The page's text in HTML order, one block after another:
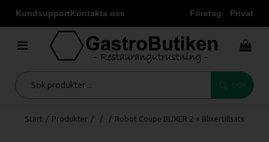
KundsupportKontakta oss Företag Privat
Start / Produkter / / / Robot Coupe BLIXER 2 + Blixertillsats